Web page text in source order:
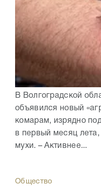
В Волгоградской
объявился новый
комарам, изрядно
в первый месяц
мухи. – Активнее...
Общество